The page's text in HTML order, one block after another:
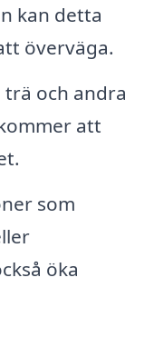
kan detta
överväga.
och andra
att
som
öka